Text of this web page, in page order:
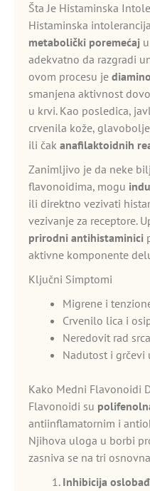
Šta Je Histaminska
Histaminska
metabolički poremećaj
adekvatno da razgradi
ovom procesu je
smanjena aktivnost
u krvi. Kao posledica,
crvenila kože,
ili čak anafilaktoidnih
Zanimljivo je da neke
flavonoidima, mogu
ili direktno vezivati
vezivanje za receptore.
prirodni antihistaminici
aktivne komponente
Ključni Simptomi
Migrene i
Crvenilo lica i
Neredovit rad
Nadutost i grčevi
Kako Medni Flavonoidi
Flavonoidi su
antiinflamatornim i
Njihova uloga u borbi
zasniva se na tri
Inhibicija